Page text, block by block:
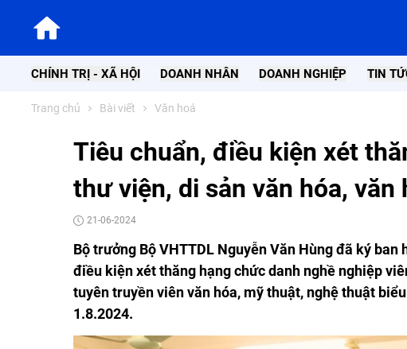
CHÍNH TRỊ - XÃ HỘI DOANH NHÂN DOANH NGHIỆP TIN
Trang chủ Bài viết Văn hoá
Tiêu chuẩn, điều kiện xét
thư viện, di sản văn hóa, văn
21-06-2024
Bộ trưởng Bộ VHTTDL Nguyễn Văn Hùng đã ký
điều kiện xét thăng hạng chức danh nghề nghiệp
tuyên truyền viên văn hóa, mỹ thuật, nghệ thuật
1.8.2024.